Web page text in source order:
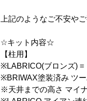
上記のようなご不安や
☆キット内容☆
【柱用】
※LABRICO(ブロンズ)
※BRIWAX塗装済み ツ
※天井までの高さ マイ